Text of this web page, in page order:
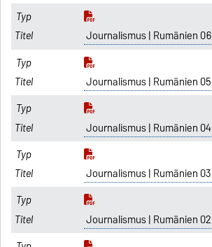
Journalismus | Rumänien 06
Journalismus | Rumänien 05
Journalismus | Rumänien 04
Journalismus | Rumänien 03
Journalismus | Rumänien 02